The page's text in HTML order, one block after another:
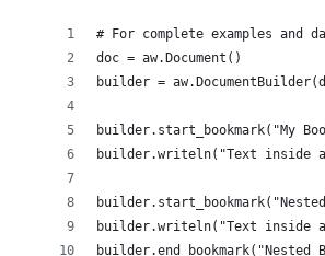
# For complete examples and
doc = aw.Document()
builder =
builder.start_bookmark("My
builder.writeln("Text inside a
builder.writeln("Text inside a
builder.end_bookmark("Nested